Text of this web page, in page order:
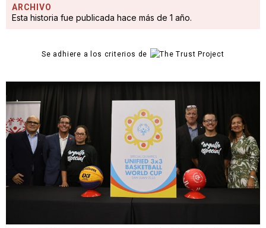
ARCHIVO
Esta historia fue publicada hace más de 1 año.
Se adhiere a los criterios de